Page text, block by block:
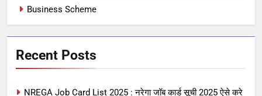
Business Scheme
Recent Posts
NREGA Job Card List 2025 : नरेगा जॉब कार्ड सूची 2025 ऐसे करे